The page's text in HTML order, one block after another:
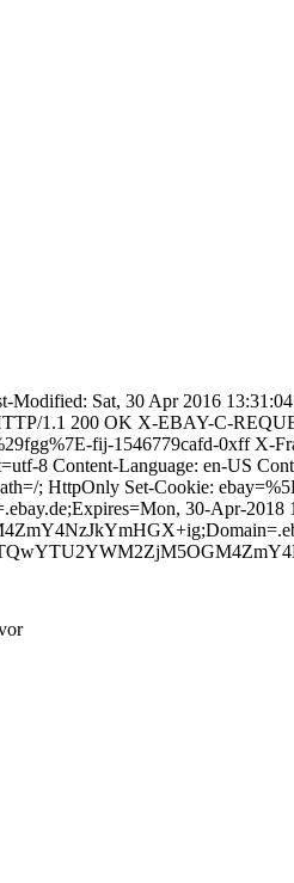
Modified: Sat, 30 Apr 2016
1.1 200 OK X-EBAY-C-
fij-1546779cafd-0xff
8 Content-Language: en-US
; HttpOnly Set-Cookie:
30-Apr-2018